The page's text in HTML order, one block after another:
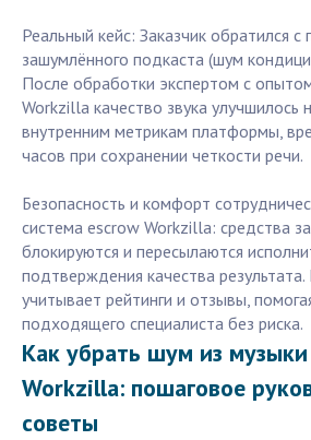
Реальный кейс: Заказчик обратился
зашумлённого подкаста (шум
После обработки экспертом с
Workzilla качество звука улучшилось
внутренним метрикам платформы,
часов при сохранении четкости речи.
Безопасность и комфорт
система escrow Workzilla: средства
блокируются и пересылаются
подтверждения качества
учитывает рейтинги и отзывы,
подходящего специалиста без риска.
Как убрать шум из музыки
Workzilla: пошаговое
советы